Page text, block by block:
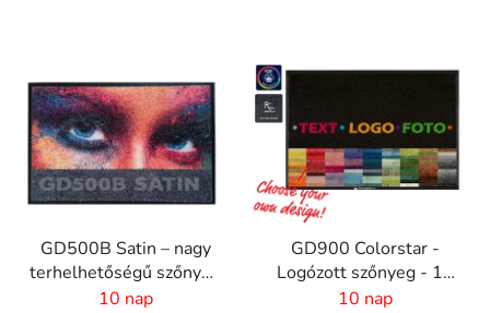
GD500B Satin – nagy
terhelhetőségű szőnyeg
digitális nyomtatással
10 nap
GD900 Colorstar -
Logózott szőnyeg - 10
mm szál - egyedi méret
10 nap